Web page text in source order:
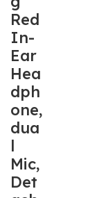
Red
In-
Ear
Hea
dph
one,
dua
l
Mic,
Det